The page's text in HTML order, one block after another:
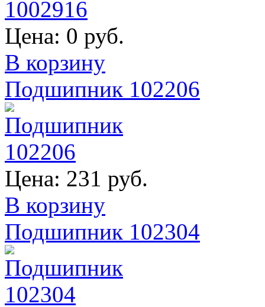
Цена: 0 руб.
В корзину
Подшипник 102206
Цена: 231 руб.
В корзину
Подшипник 102304